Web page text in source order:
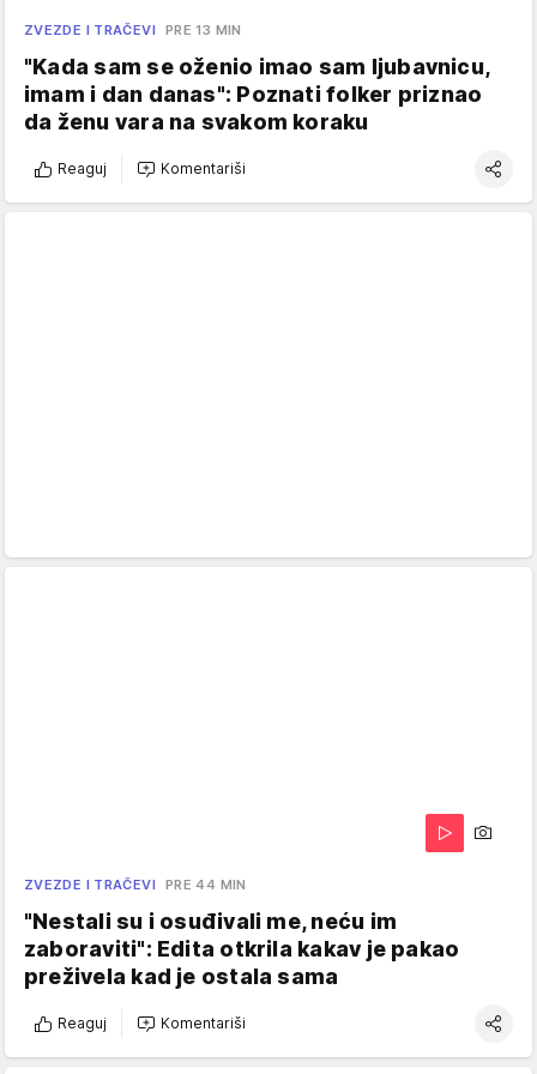
ZVEZDE I TRAČEVI PRE 13 MIN
"Kada sam se oženio imao sam ljubavnicu,
imam i dan danas": Poznati folker priznao
da ženu vara na svakom koraku
Reaguj Komentariši
ZVEZDE I TRAČEVI PRE 44 MIN
"Nestali su i osuđivali me, neću im
zaboraviti": Edita otkrila kakav je pakao
preživela kad je ostala sama
Reaguj Komentariši